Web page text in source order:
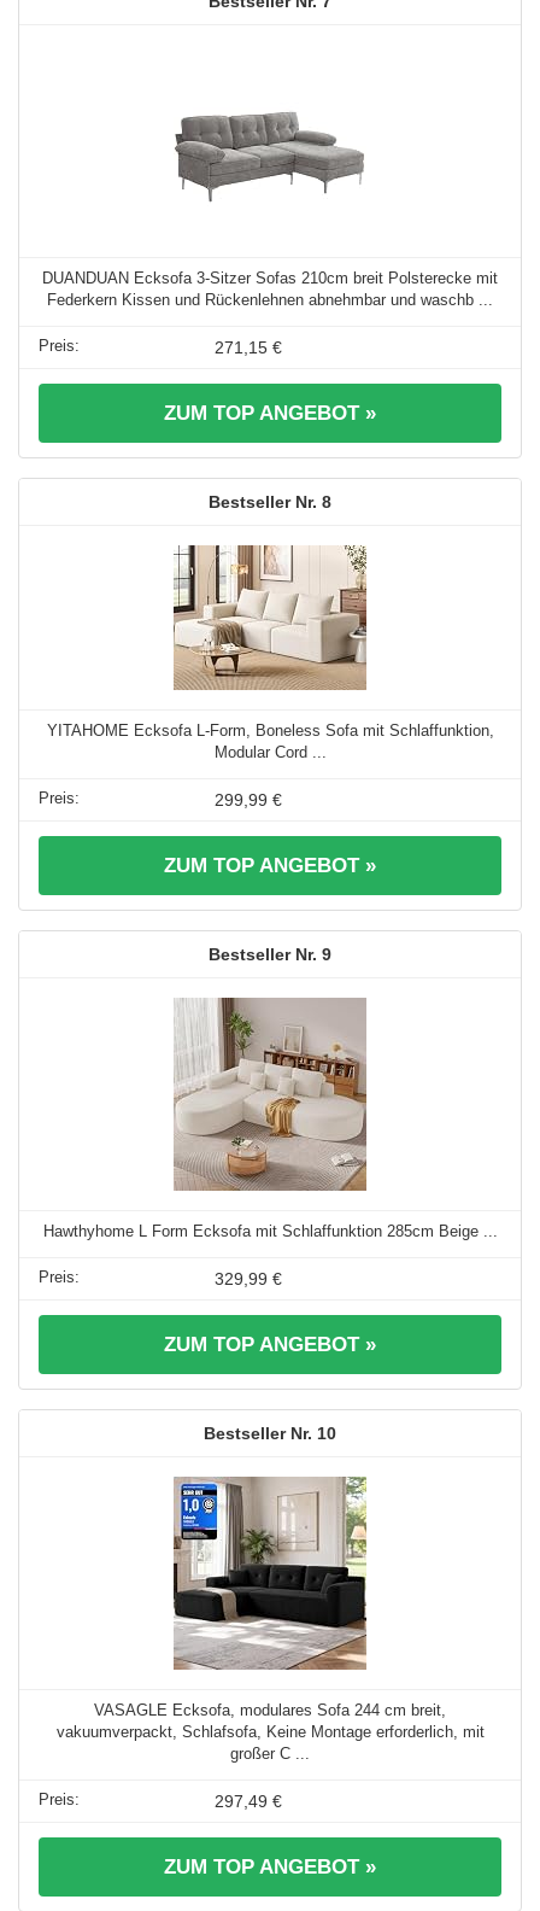
DUANDUAN Ecksofa 3-Sitzer Sofas 210cm breit Polsterecke mit
Federkern Kissen und Rückenlehnen abnehmbar und waschb ...
271,15 €
ZUM TOP ANGEBOT »
8
YITAHOME Ecksofa L-Form, Boneless Sofa mit Schlaffunktion,
Modular Cord ...
299,99 €
ZUM TOP ANGEBOT »
9
Hawthyhome L Form Ecksofa mit Schlaffunktion 285cm Beige ...
329,99 €
ZUM TOP ANGEBOT »
10
VASAGLE Ecksofa, modulares Sofa 244 cm breit,
vakuumverpackt, Schlafsofa, Keine Montage erforderlich, mit
großer C ...
297,49 €
ZUM TOP ANGEBOT »